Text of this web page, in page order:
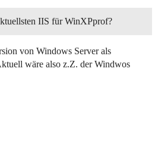
IIS für WinXPprof?
von Windows Server als
wäre also z.Z. der Windwos